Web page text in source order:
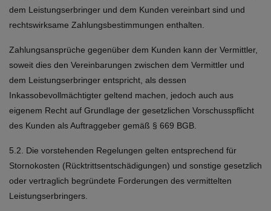
dem Leistungserbringer und dem Kunden vereinbart sind und
rechtswirksame Zahlungsbestimmungen enthalten.
Zahlungsansprüche gegenüber dem Kunden kann der Vermittler,
soweit dies den Vereinbarungen zwischen dem Vermittler und
dem Leistungserbringer entspricht, als dessen
Inkassobevollmächtigter geltend machen, jedoch auch aus
eigenem Recht auf Grundlage der gesetzlichen Vorschusspflicht
des Kunden als Auftraggeber gemäß § 669 BGB.
5.2. Die vorstehenden Regelungen gelten entsprechend für
Stornokosten (Rücktrittsentschädigungen) und sonstige gesetzlich
oder vertraglich begründete Forderungen des vermittelten
Leistungserbringers.